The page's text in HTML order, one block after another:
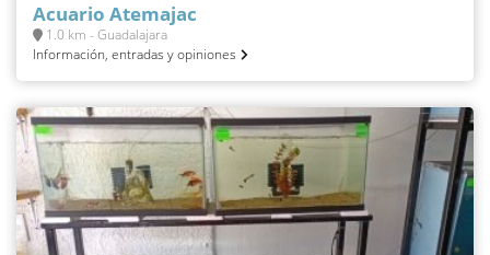
Acuario Atemajac
1.0 km - Guadalajara
Información, entradas y opiniones